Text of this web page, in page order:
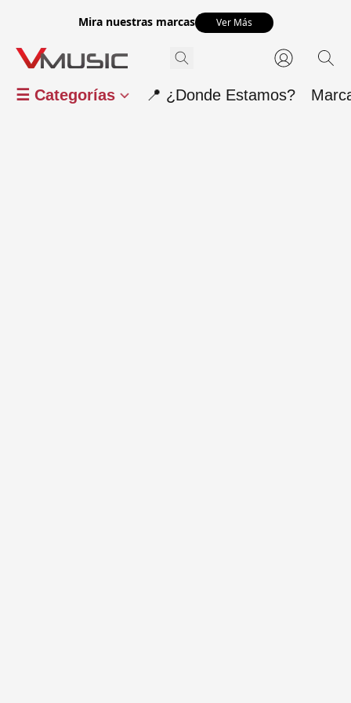
Mira nuestras marcas Ver Más
☰ Categorías 📍 ¿Donde Estamos?